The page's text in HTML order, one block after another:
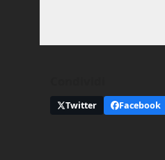
Twitter Facebook